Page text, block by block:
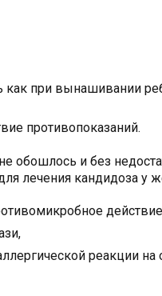
как при вынашивании
противопоказаний.
обошлось и без
лечения кандидоза у
реакции